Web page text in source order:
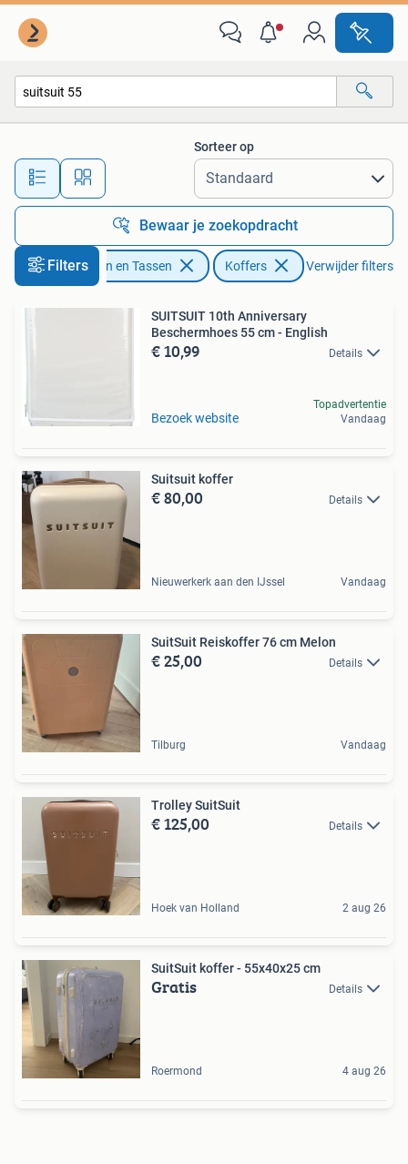
Alle afstanden…
Sorteer op
Bewaar je zoekopdracht
Filters
Sieraden en Tassen Koffers Verwijder filters
SUITSUIT 10th Anniversary
Beschermhoes 55 cm - English
€ 10,99 Details
Bezoek website
Topadvertentie
Vandaag
Suitsuit koffer
€ 80,00 Details
Nieuwerkerk aan den IJssel Vandaag
SuitSuit Reiskoffer 76 cm Melon
€ 25,00 Details
Tilburg Vandaag
Trolley SuitSuit
€ 125,00 Details
Hoek van Holland 2 aug 26
SuitSuit koffer - 55x40x25 cm
Gratis Details
Roermond 4 aug 26